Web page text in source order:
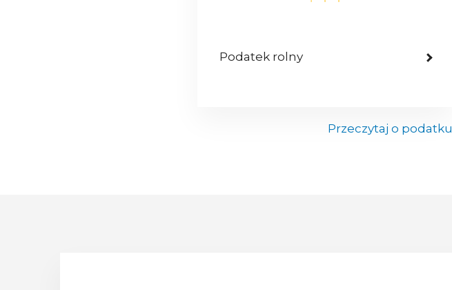
Podatek rolny
Przeczytaj o podatku